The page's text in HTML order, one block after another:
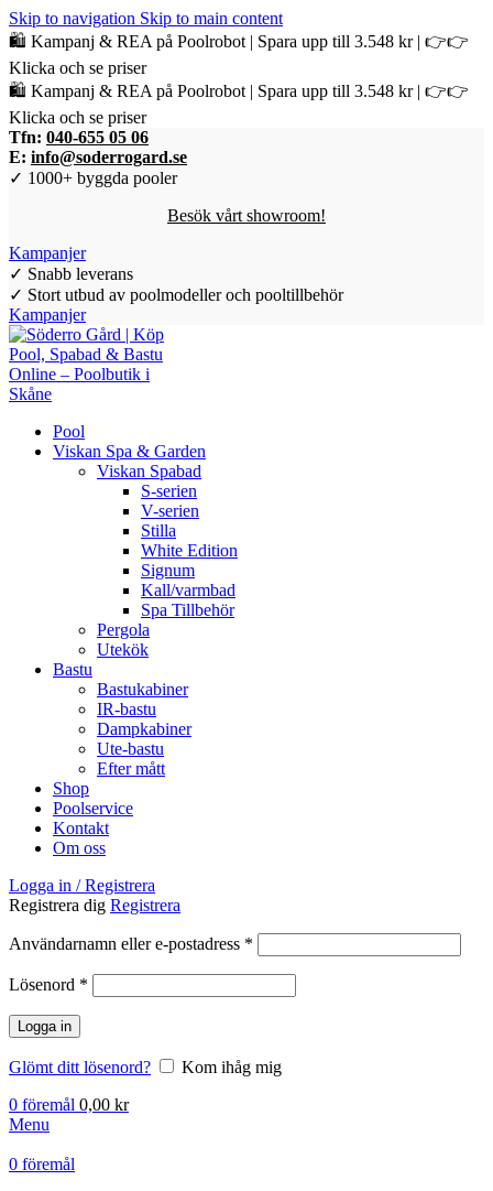
Skip to navigation Skip to main content
🛍️ Kampanj & REA på Poolrobot | Spara upp till 3.548 kr | 👉👉
Klicka och se priser
🛍️ Kampanj & REA på Poolrobot | Spara upp till 3.548 kr | 👉👉
Klicka och se priser
Tfn: 040-655 05 06
E: info@soderrogard.se
✓ 1000+ byggda pooler
Besök vårt showroom!
Kampanjer
✓ Snabb leverans
✓ Stort utbud av poolmodeller och pooltillbehör
Kampanjer
Pool
Viskan Spa & Garden
Viskan Spabad
S-serien
V-serien
Stilla
White Edition
Signum
Kall/varmbad
Spa Tillbehör
Pergola
Utekök
Bastu
Bastukabiner
IR-bastu
Dampkabiner
Ute-bastu
Efter mått
Shop
Poolservice
Kontakt
Om oss
Logga in / Registrera
Registrera dig Registrera
Användarnamn eller e-postadress *
Lösenord *
Logga in
Glömt ditt lösenord?
Kom ihåg mig
0 föremål 0,00 kr
Menu
0 föremål